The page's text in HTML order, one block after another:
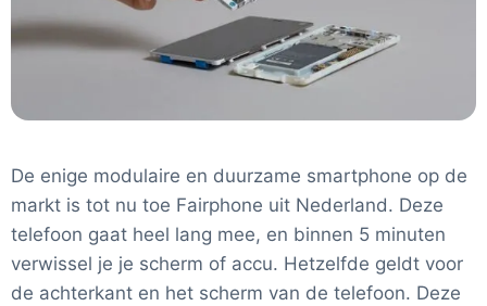
De enige modulaire en duurzame smartphone op de
markt is tot nu toe Fairphone uit Nederland. Deze
telefoon gaat heel lang mee, en binnen 5 minuten
verwissel je je scherm of accu. Hetzelfde geldt voor
de achterkant en het scherm van de telefoon. Deze